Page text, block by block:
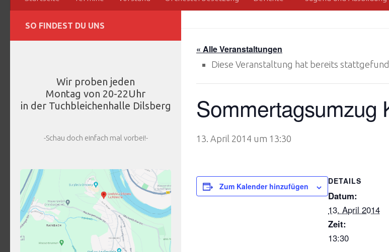
« Alle Veranstaltungen
Diese Veranstaltung hat bereits
Sommertagsumzug
13. April 2014 um 13:30
Zum Kalender hinzufügen
DETAILS
Datum:
13. April 2014
Zeit:
13:30
SO FINDEST DU UNS
Wir proben jeden
Montag von 20-22Uhr
in der Tuchbleichenhalle Dilsberg
-Schau doch einfach mal vorbei!-